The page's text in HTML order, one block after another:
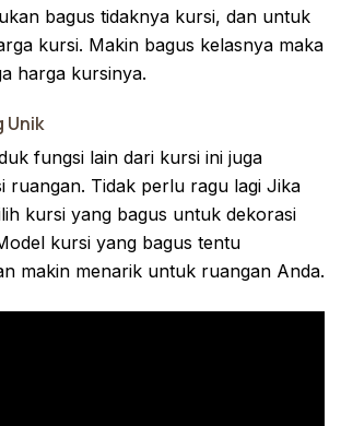
bagus tidaknya kursi, dan untuk
kursi. Makin bagus kelasnya maka
harga kursinya.
Unik
fungsi lain dari kursi ini juga
ruangan. Tidak perlu ragu lagi Jika
kursi yang bagus untuk dekorasi
kursi yang bagus tentu
makin menarik untuk ruangan Anda.